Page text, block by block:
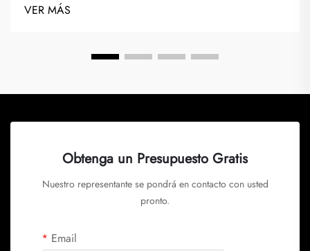
VER MÁS
Obtenga un Presupuesto Gratis
Nuestro representante se pondrá en contacto con usted
pronto.
Email